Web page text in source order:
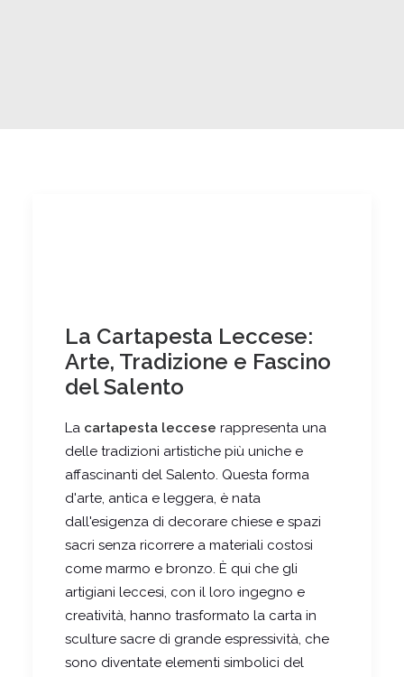
La Cartapesta Leccese:
Arte, Tradizione e Fascino
del Salento
La cartapesta leccese rappresenta una
delle tradizioni artistiche più uniche e
affascinanti del Salento. Questa forma
d'arte, antica e leggera, è nata
dall'esigenza di decorare chiese e spazi
sacri senza ricorrere a materiali costosi
come marmo e bronzo. È qui che gli
artigiani leccesi, con il loro ingegno e
creatività, hanno trasformato la carta in
sculture sacre di grande espressività, che
sono diventate elementi simbolici del